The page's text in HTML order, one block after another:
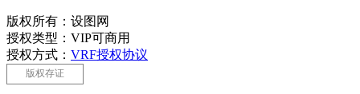
版权所有：设图网
授权类型：VIP可商用
授权方式： VRF授权协议
版权存证